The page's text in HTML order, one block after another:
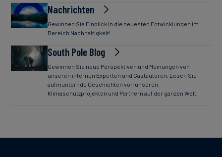
Nachrichten
Gewinnen Sie Einblick in die neuesten Entwicklungen im
Bereich Nachhaltigkeit!
South Pole Blog
Gewinnen Sie neue Perspektiven und Meinungen von
unseren internen Experten und Gastautoren. Lesen Sie
aufmunternde Geschichten von unseren
Klimaschutzprojekten und Partnern auf der ganzen Welt.